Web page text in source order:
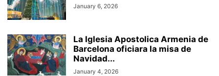
January 6, 2026
La Iglesia Apostolica Armenia de
Barcelona oficiara la misa de
Navidad...
January 4, 2026